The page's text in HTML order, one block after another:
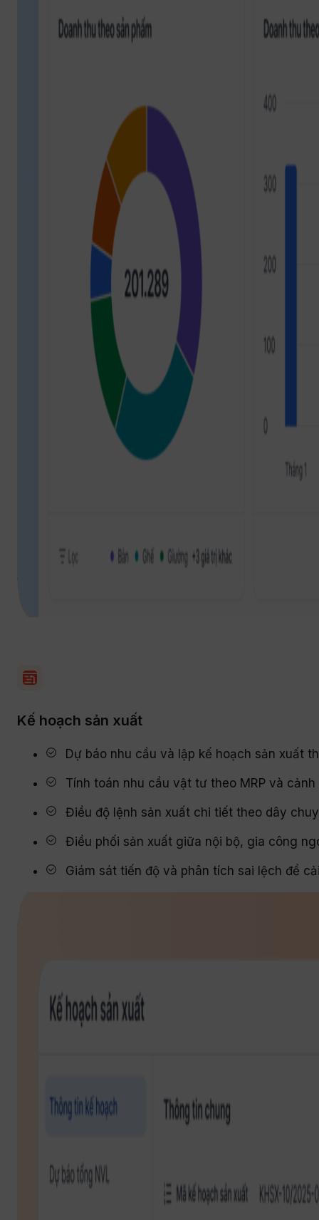
Kế hoạch sản xuất
Dự báo nhu cầu và lập kế hoạch sản xuất
Tính toán nhu cầu vật tư theo MRP và
Điều độ lệnh sản xuất chi tiết theo dây
Điều phối sản xuất giữa nội bộ, gia công
Giám sát tiến độ và phân tích sai lệch để